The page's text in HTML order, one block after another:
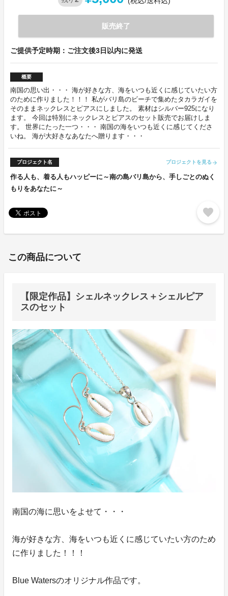
販売終了
ご提供予定時期：ご注文後3日以内に発送
概要
南国の思い出・・・ 海が好きな方、海をいつも近くに感じていたい方
のために作りました！！！ 私がバリ島のビーチで集めたタカラガイを
そのままネックレスとピアスにしました。 素材はシルバー925になり
ます。 今回は特別にネックレスとピアスのセット販売でお届けしま
す。 世界にたった一つ・・・ 南国の海をいつも近くに感じてくださ
いね。 海が大好きなあなたへ贈ります・・・
プロジェクト名 プロジェクトを見る arrow_forward
作る人も、着る人もハッピーに～南の島バリ島から、手しごとのぬく
もりをあなたに～
favorite
この商品について
【限定作品】シェルネックレス＋シェルピア
スのセット
南国の海に思いをよせて・・・
海が好きな方、海をいつも近くに感じていたい方のため
に作りました！！！
Blue Watersのオリジナル作品です。